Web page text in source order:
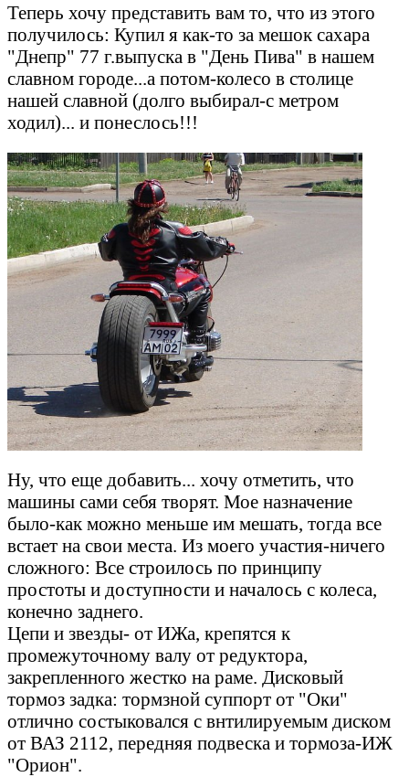
Теперь хочу представить вам то, что из этого
получилось: Купил я как-то за мешок сахара
"Днепр" 77 г.выпуска в "День Пива" в нашем
славном городе...а потом-колесо в столице
нашей славной (долго выбирал-с метром
ходил)... и понеслось!!!
Ну, что еще добавить... хочу отметить, что
машины сами себя творят. Мое назначение
было-как можно меньше им мешать, тогда все
встает на свои места. Из моего участия-ничего
сложного: Все строилось по принципу
простоты и доступности и началось с колеса,
конечно заднего.
Цепи и звезды- от ИЖа, крепятся к
промежуточному валу от редуктора,
закрепленного жестко на раме. Дисковый
тормоз задка: тормзной суппорт от "Оки"
отлично состыковался с внтилируемым диском
от ВАЗ 2112, передняя подвеска и тормоза-ИЖ
"Орион".